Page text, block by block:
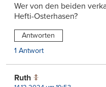
Wer von den beiden
Hefti-Osterhasen?
Antworten
1 Antwort
Ruth